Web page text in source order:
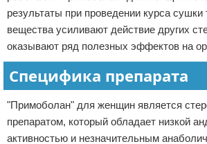
результаты при проведении курса
вещества усиливают действие других
оказывают ряд полезных эффектов на
Специфика препарата
"Примоболан" для женщин является
препаратом, который обладает низкой
активностью и незначительным